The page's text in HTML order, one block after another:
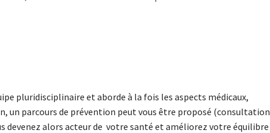
pluridisciplinaire et aborde à la fois les aspects médicaux,
un parcours de prévention peut vous être proposé (consultation
alors acteur de votre santé et améliorez votre équilibre